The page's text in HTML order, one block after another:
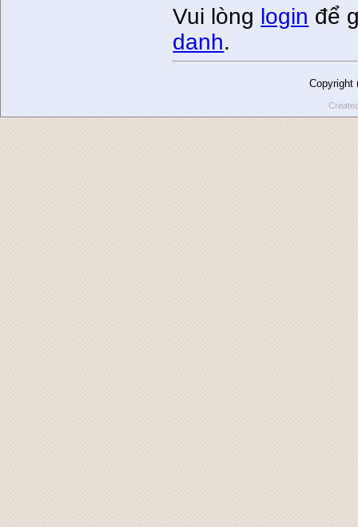
Vui lòng login để
danh.
Copyright